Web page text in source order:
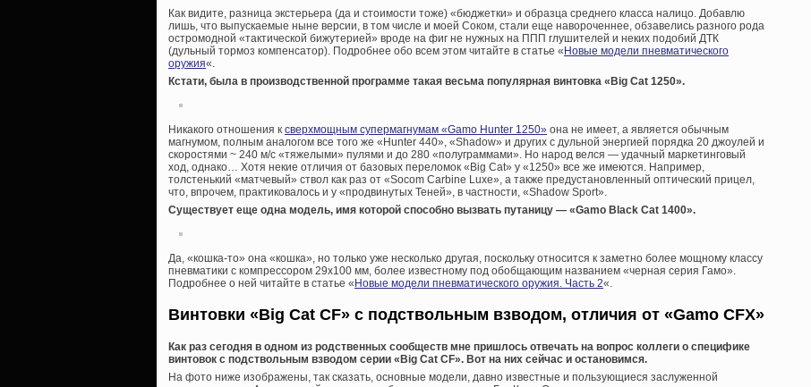
Как видите, разница экстерьера (да и стоимости тоже) «бюджетки» и образца среднего класса налицо. Добавлю
лишь, что выпускаемые ныне версии, в том числе и моей Соком, стали еще навороченнее, обзавелись разного рода
остромодной «тактической бижутерией» вроде на фиг не нужных на ППП глушителей и неких подобий ДТК
(дульный тормоз компенсатор). Подробнее обо всем этом читайте в статье « Новые модели пневматического
оружия«.
Кстати, была в производственной программе такая весьма популярная винтовка «Big Cat 1250».
Никакого отношения к сверхмощным супермагнумам «Gamo Hunter 1250» она не имеет, а является обычным
магнумом, полным аналогом все того же «Hunter 440», «Shadow» и других с дульной энергией порядка 20 джоулей и
скоростями ~ 240 м/с «тяжелыми» пулями и до 280 «полуграммами». Но народ велся — удачный маркетинговый
ход, однако… Хотя некие отличия от базовых переломок «Big Cat» у «1250» все же имеются. Например,
толстенький «матчевый» ствол как раз от «Socom Carbine Luxe», а также предустановленный оптический прицел,
что, впрочем, практиковалось и у «продвинутых Теней», в частности, «Shadow Sport».
Существует еще одна модель, имя которой способно вызвать путаницу — «Gamo Black Cat 1400».
Да, «кошка-то» она «кошка», но только уже несколько другая, поскольку относится к заметно более мощному классу
пневматики с компрессором 29х100 мм, более известному под обобщающим названием «черная серия Гамо».
Подробнее о ней читайте в статье « Новые модели пневматического оружия. Часть 2«.
Винтовки «Big Cat CF» с подствольным взводом, отличия от «Gamo CFX»
Как раз сегодня в одном из родственных сообществ мне пришлось отвечать на вопрос коллеги о специфике
винтовок с подствольным взводом серии «Big Cat CF». Вот на них сейчас и остановимся.
На фото ниже изображены, так сказать, основные модели, давно известные и пользующиеся заслуженной